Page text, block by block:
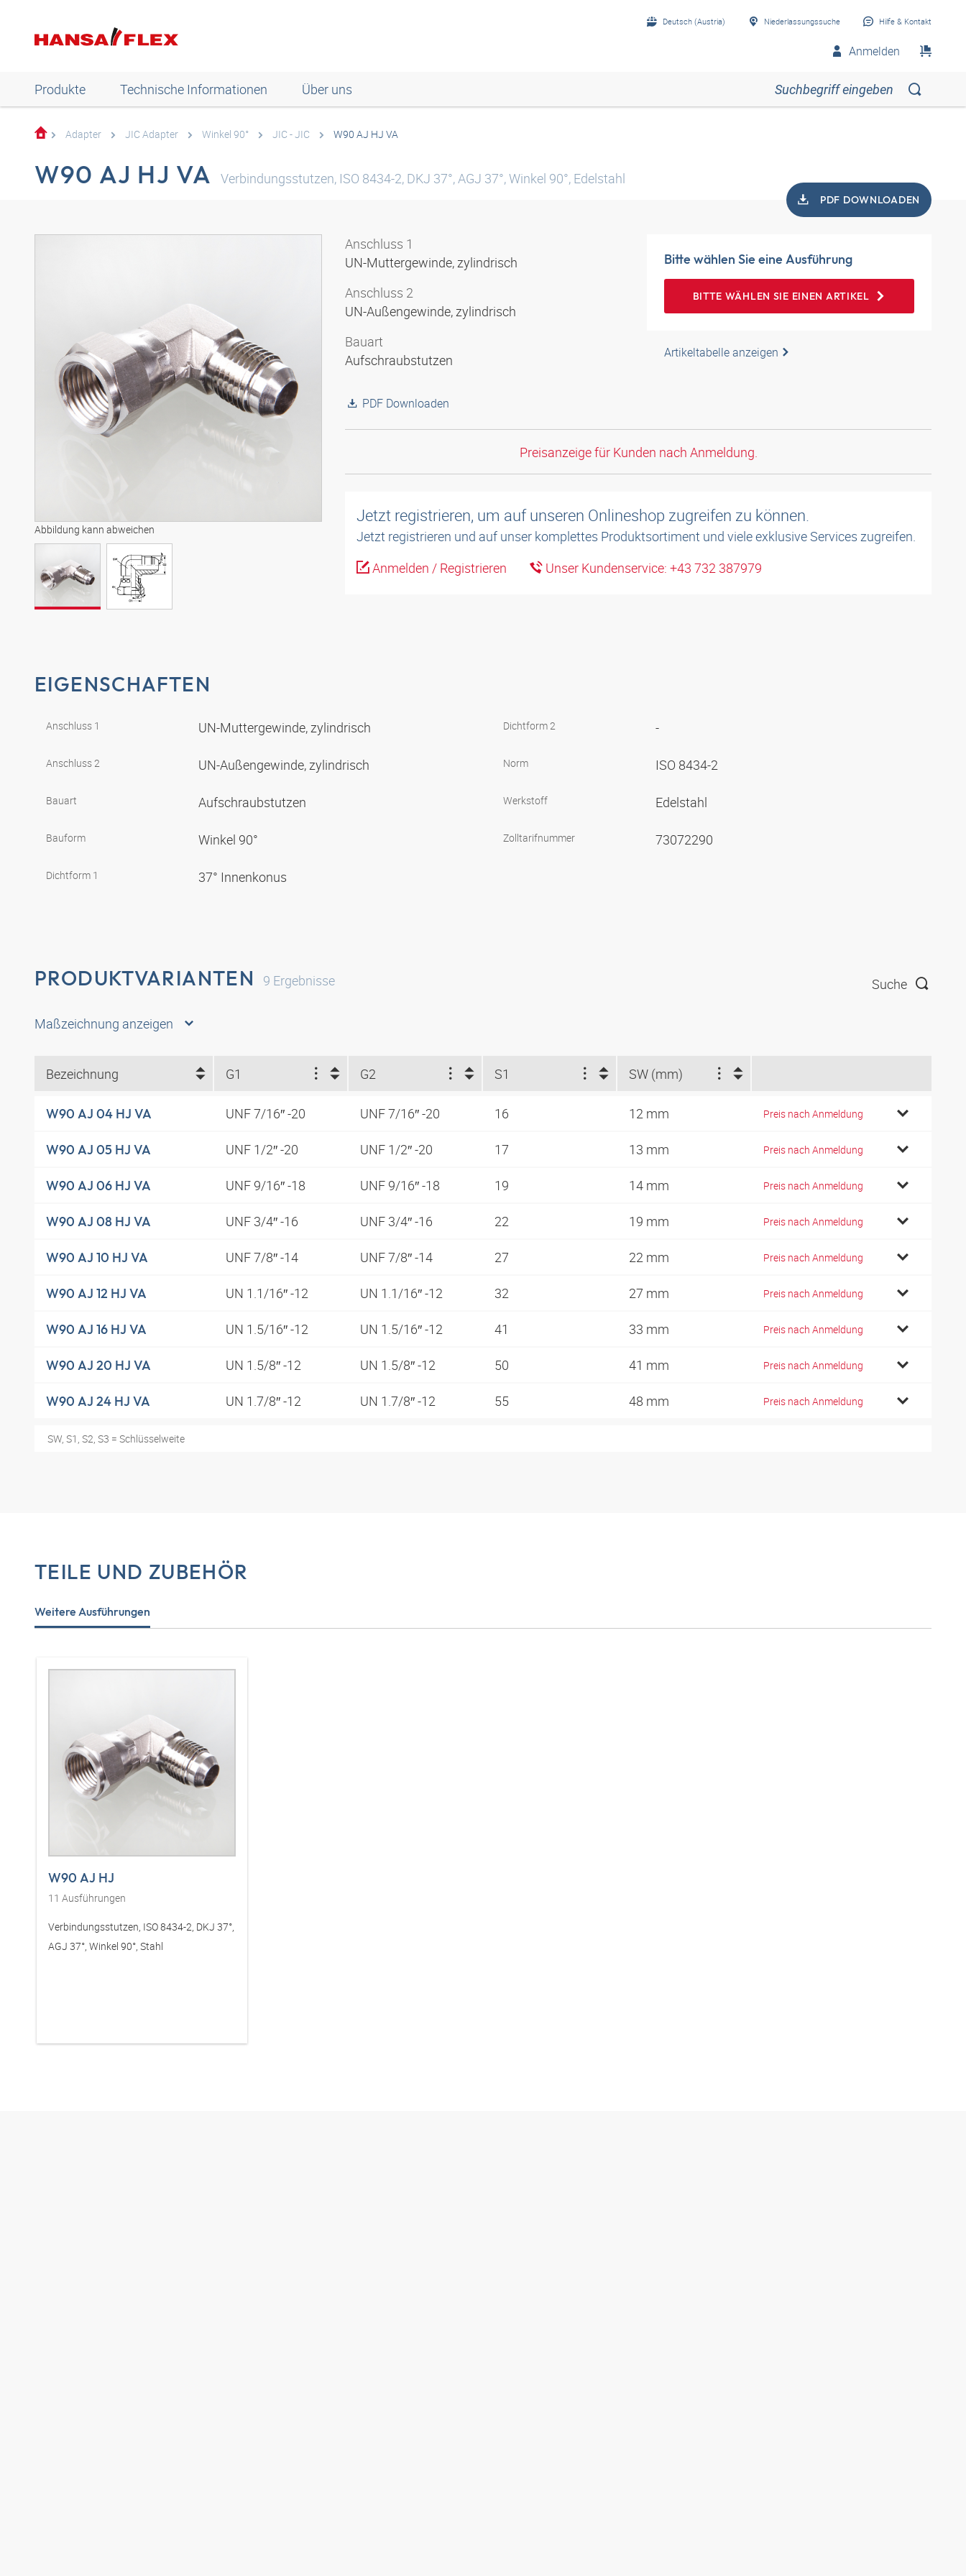
Deutsch (Austria) Niederlassungssuche Hilfe & Kontakt
Anmelden
Produkte Technische Informationen Über uns
Adapter JIC Adapter Winkel 90° JIC - JIC W90 AJ HJ VA
W90 AJ HJ VA Verbindungsstutzen, ISO 8434-2, DKJ 37°, AGJ 37°, Winkel 90°, Edelstahl
PDF DOWNLOADEN
Abbildung kann abweichen
Anschluss 1
UN-Muttergewinde, zylindrisch
Anschluss 2
UN-Außengewinde, zylindrisch
Bauart
Aufschraubstutzen
PDF Downloaden
Bitte wählen Sie eine Ausführung
BITTE WÄHLEN SIE EINEN ARTIKEL
Artikeltabelle anzeigen
Preisanzeige für Kunden nach Anmeldung.
Jetzt registrieren, um auf unseren Onlineshop zugreifen zu können.
Jetzt registrieren und auf unser komplettes Produktsortiment und viele exklusive Services zugreifen.
Anmelden / Registrieren
Unser Kundenservice: +43 732 387979
EIGENSCHAFTEN
Anschluss 1 UN-Muttergewinde, zylindrisch
Anschluss 2 UN-Außengewinde, zylindrisch
Bauart Aufschraubstutzen
Bauform Winkel 90°
Dichtform 1 37° Innenkonus
Dichtform 2 -
Norm ISO 8434-2
Werkstoff Edelstahl
Zolltarifnummer 73072290
PRODUKTVARIANTEN 9 Ergebnisse Suche
Maßzeichnung anzeigen
Bezeichnung G1 G2 S1 SW (mm)
W90 AJ 04 HJ VA UNF 7/16″ -20 UNF 7/16″ -20 16 12 mm Preis nach Anmeldung
W90 AJ 05 HJ VA UNF 1/2″ -20 UNF 1/2″ -20 17 13 mm Preis nach Anmeldung
W90 AJ 06 HJ VA UNF 9/16″ -18 UNF 9/16″ -18 19 14 mm Preis nach Anmeldung
W90 AJ 08 HJ VA UNF 3/4″ -16 UNF 3/4″ -16 22 19 mm Preis nach Anmeldung
W90 AJ 10 HJ VA UNF 7/8″ -14 UNF 7/8″ -14 27 22 mm Preis nach Anmeldung
W90 AJ 12 HJ VA UN 1.1/16″ -12 UN 1.1/16″ -12 32 27 mm Preis nach Anmeldung
W90 AJ 16 HJ VA UN 1.5/16″ -12 UN 1.5/16″ -12 41 33 mm Preis nach Anmeldung
W90 AJ 20 HJ VA UN 1.5/8″ -12 UN 1.5/8″ -12 50 41 mm Preis nach Anmeldung
W90 AJ 24 HJ VA UN 1.7/8″ -12 UN 1.7/8″ -12 55 48 mm Preis nach Anmeldung
SW, S1, S2, S3 = Schlüsselweite
TEILE UND ZUBEHÖR
Weitere Ausführungen
W90 AJ HJ
11 Ausführungen
Verbindungsstutzen, ISO 8434-2, DKJ 37°,
AGJ 37°, Winkel 90°, Stahl